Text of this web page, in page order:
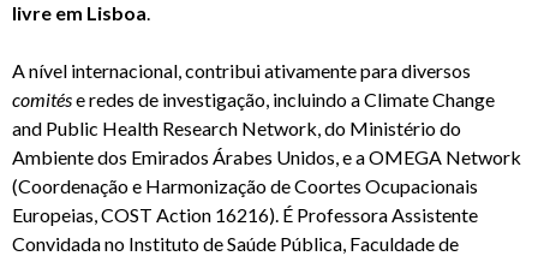
livre em Lisboa.
A nível internacional, contribui ativamente para diversos
comitése redes de investigação, incluindo a Climate Change
and Public Health Research Network, do Ministério do
Ambiente dos Emirados Árabes Unidos, e a OMEGA Network
(Coordenação e Harmonização de Coortes Ocupacionais
Europeias, COST Action 16216). É Professora Assistente
Convidada no Instituto de Saúde Pública, Faculdade de